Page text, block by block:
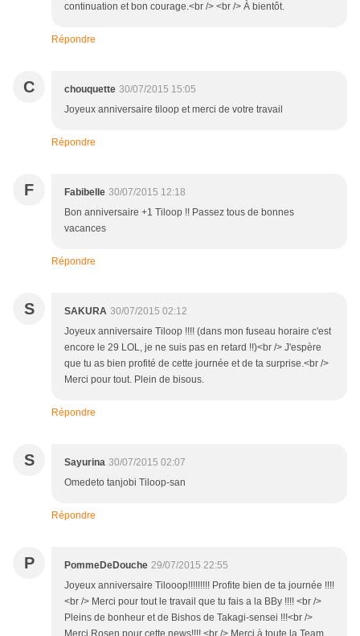
continuation et bon courage.<br /> <br /> À bientôt.
Répondre
C chouquette 30/07/2015 15:05
Joyeux anniversaire tiloop et merci de votre travail
Répondre
F Fabibelle 30/07/2015 12:18
Bon anniversaire +1 Tiloop !! Passez tous de bonnes
vacances
Répondre
S SAKURA 30/07/2015 02:12
Joyeux anniversaire Tiloop !!!! (dans mon fuseau horaire c'est
encore le 29 LOL, je ne suis pas en retard !!)<br /> J'espère
que tu as bien profité de cette journée et de ta surprise.<br />
Merci pour tout. Plein de bisous.
Répondre
S Sayurina 30/07/2015 02:07
Omedeto tanjobi Tiloop-san
Répondre
P PommeDeDouche 29/07/2015 22:55
Joyeux anniversaire Tilooop!!!!!!!!! Profite bien de ta journée !!!!
<br /> Merci pour tout le travail que tu fais a la BBy !!!! <br />
Pleins de bonheur et de Bishos de Takagi-sensei !!!<br />
Merci Rosen pour cette news!!!! <br /> Merci à toute la Team